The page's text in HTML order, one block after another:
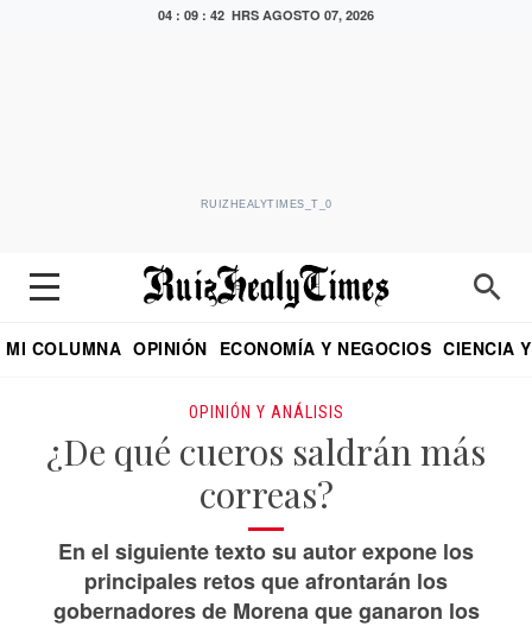
04 : 09 : 44 HRS AGOSTO 07, 2026
RUIZHEALYTIMES_T_0
MI COLUMNA OPINIÓN ECONOMÍA Y NEGOCIOS CIENCIA
OPINIÓN Y ANÁLISIS
¿De qué cueros saldrán más
correas?
En el siguiente texto su autor expone los
principales retos que afrontarán los
gobernadores de Morena que ganaron los